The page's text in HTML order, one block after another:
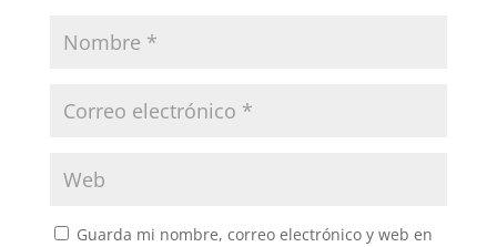
Guarda mi nombre, correo electrónico y web en